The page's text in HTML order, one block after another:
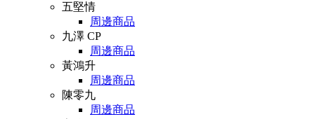
五堅情
周邊商品
九澤 CP
周邊商品
黃鴻升
周邊商品
陳零九
周邊商品